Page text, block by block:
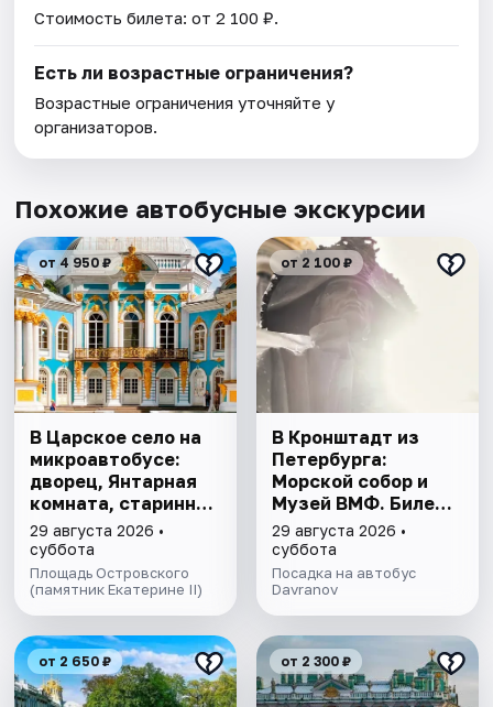
Стоимость билета: от 2 100 ₽.
Есть ли возрастные ограничения?
Возрастные ограничения уточняйте у
организаторов.
Похожие автобусные экскурсии
от 4 950 ₽
В Царское село на
микроавтобусе:
дворец, Янтарная
комната, старинный
парк
29 августа 2026 •
суббота
Площадь Островского
(памятник Екатерине II)
от 2 100 ₽
В Кронштадт из
Петербурга:
Морской собор и
Музей ВМФ. Билеты
включены
29 августа 2026 •
суббота
Посадка на автобус
Davranov
от 2 650 ₽ от 2 300 ₽